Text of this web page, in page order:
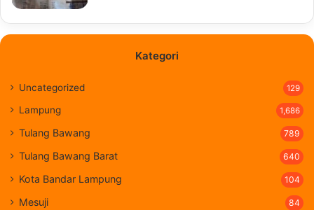
Kategori
Uncategorized 129
Lampung 1,686
Tulang Bawang 789
Tulang Bawang Barat 640
Kota Bandar Lampung 104
Mesuji 84